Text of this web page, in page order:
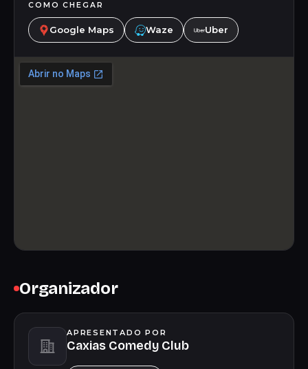
COMO CHEGAR
Google Maps Waze Uber
Organizador
APRESENTADO POR
Caxias Comedy Club